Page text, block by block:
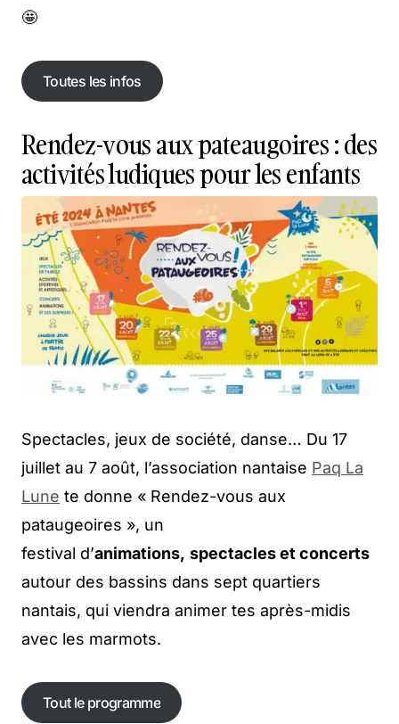
🤩
Toutes les infos
Rendez-vous aux pateaugoires : des
activités ludiques pour les enfants
Spectacles, jeux de société, danse… Du 17
juillet au 7 août, l’association nantaise Paq La
Lune te donne « Rendez-vous aux
pataugeoires », un
festival d’animations, spectacles et concerts
autour des bassins dans sept quartiers
nantais, qui viendra animer tes après-midis
avec les marmots.
Tout le programme